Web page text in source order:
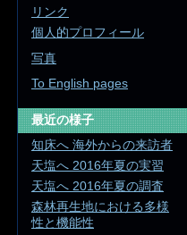
リンク
個人的プロフィール
写真
To English pages
最近の様子
知床へ 海外からの来訪者
天塩へ 2016年夏の実習
天塩へ 2016年夏の調査
森林再生地における多様
性と機能性